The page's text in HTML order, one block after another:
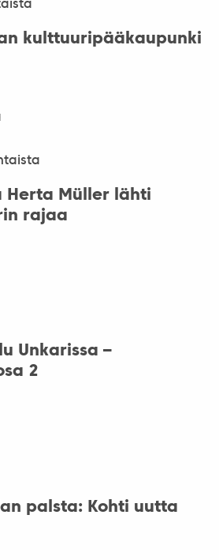
kulttuuripääkaupunki
Herta Müller lähti
rajaa
Unkarissa –
2
palsta: Kohti uutta